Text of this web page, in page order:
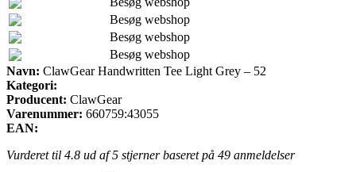
Besøg webshop
Besøg webshop
Besøg webshop
Navn: ClawGear Handwritten Tee Light Grey – 52
Kategori:
Producent: ClawGear
Varenummer: 660759:43055
EAN:
Vurderet til 4.8 ud af 5 stjerner baseret på 49 anmeldelser